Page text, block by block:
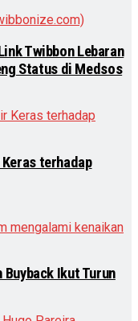
Twibbon Lebaran
Status di Medsos
terhadap
Buyback Ikut Turun